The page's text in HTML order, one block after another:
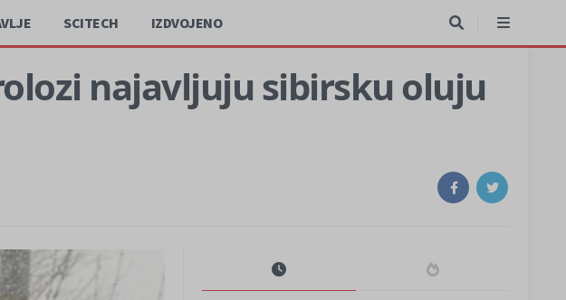
SCITECH IZDVOJENO
najavljuju sibirsku oluju